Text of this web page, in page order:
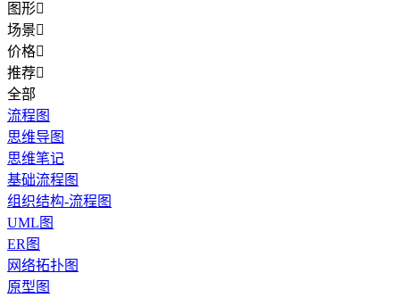
图形
场景
价格
推荐
全部
流程图
思维导图
思维笔记
基础流程图
组织结构-流程图
UML图
ER图
网络拓扑图
原型图